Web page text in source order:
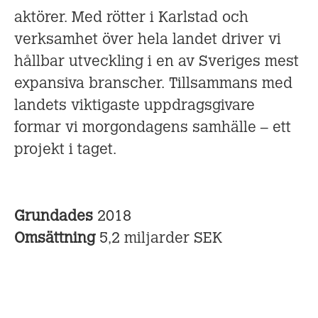
aktörer. Med rötter i Karlstad och
verksamhet över hela landet driver vi
hållbar utveckling i en av Sveriges mest
expansiva branscher. Tillsammans med
landets viktigaste uppdragsgivare
formar vi morgondagens samhälle – ett
projekt i taget.
Grundades 2018
Omsättning 5,2 miljarder SEK